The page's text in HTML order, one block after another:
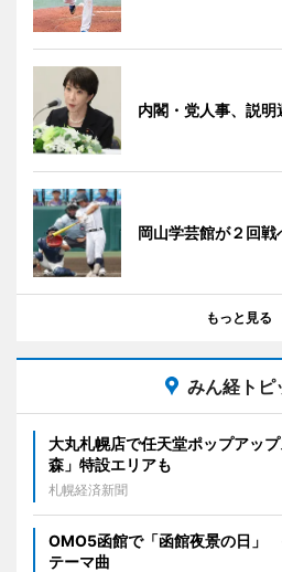
内閣・党人事、説明
岡山学芸館が２回
もっと見る
みん経トピ
大丸札幌店で任天堂ポップアッ
森」特設エリアも
札幌経済新聞
OMO5函館で「函館夜景の日」
テーマ曲